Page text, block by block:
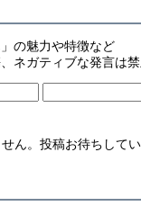
の魅力や特徴など
ネガティブな発言は
ん。投稿お待ちしてい